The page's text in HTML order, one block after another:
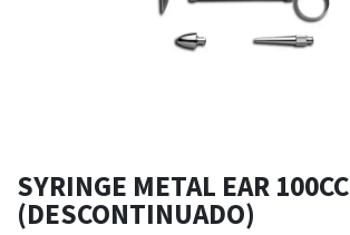
SYRINGE METAL EAR 100CC
(DESCONTINUADO)